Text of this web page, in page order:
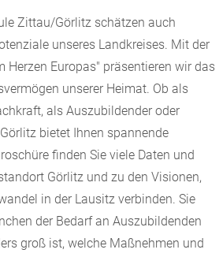
Zittau/Görlitz schätzen auch
unseres Landkreises. Mit der
Herzen Europas" präsentieren wir das
unserer Heimat. Ob als
als Auszubildender oder
bietet Ihnen spannende
finden Sie viele Daten und
Görlitz und zu den Visionen,
in der Lausitz verbinden. Sie
der Bedarf an Auszubildenden
groß ist, welche Maßnehmen und